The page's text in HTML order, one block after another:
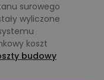
surowego
wyliczone
koszt
budowy